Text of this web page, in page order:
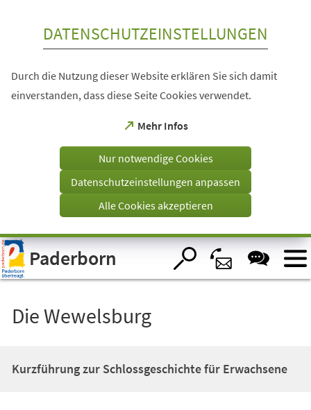
Visuelle
Assistenzsoftware
öffnen.
DATENSCHUTZEINSTELLUNGEN
Durch die Nutzung dieser Website erklären Sie sich damit
einverstanden, dass diese Seite Cookies verwendet.
Mehr Infos
(Öffnet
einem
Tab)
Nur notwendige Cookies
Datenschutzeinstellungen anpassen
Alle Cookies akzeptieren
Paderborn
Die Wewelsburg
Kurzführung zur Schlossgeschichte für Erwachsene